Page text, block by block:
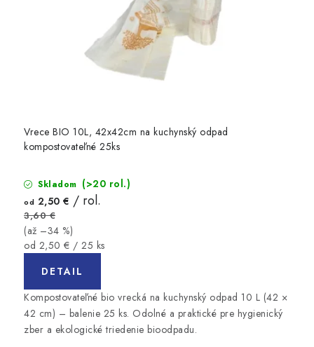
Vrece BIO 10L, 42x42cm na kuchynský odpad
kompostovateľné 25ks
Skladom (>20 rol.)
od 2,50 € / rol.
3,60 €
(až –34 %)
Jednotková
od 2,50 € / 25 ks
DETAIL
Kompostovateľné bio vrecká na kuchynský odpad 10 L (42 ×
42 cm) – balenie 25 ks. Odolné a praktické pre hygienický
zber a ekologické triedenie bioodpadu.